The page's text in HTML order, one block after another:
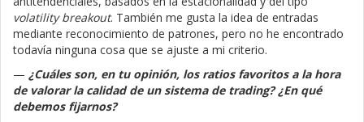
volatility breakout. También me gusta la idea de entradas
mediante reconocimiento de patrones, pero no he encontrado
todavía ninguna cosa que se ajuste a mi criterio.
— ¿Cuáles son, en tu opinión, los ratios favoritos a la hora
de valorar la calidad de un sistema de trading? ¿En qué
debemos fijarnos?